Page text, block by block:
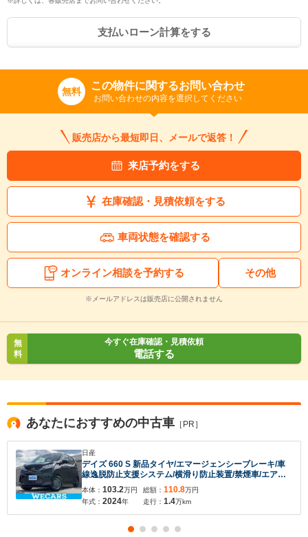
支払いローン計算をする
無料 この物件に関するお問い合わせ
お問い合わせの内容を選択してください
販売店から最短即日、メールで返答！
来店予約をする
在庫確認・見積依頼をする
車両状態を確認する
オンライン相談を予約する その他
※メールアドレスは販売店に公開されません
無
料
今すぐ在庫確認・見積依頼
電話する
あなたにおすすめの中古車 ［PR］
日産
デイズ 660 S 新品タイヤ/エマージェンシーブレーキ/車
線逸脱防止支援システム/横滑り防止装置/禁煙車/エアバ
ッグ 運転席/エアバッグ 助手席/衝突安全ボディ/パワーウ
インドウ/オートライト/マニュアルエアコン
本体： 103.2万円
年式： 2024年
総額： 110.8万円
走行： 1.4万km
いいえ